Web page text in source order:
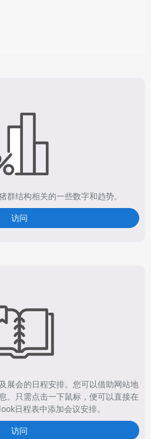
群结构相关的一些数字和趋势。
访问
展会的日程安排。您可以借助网站地
。只需点击一下鼠标，便可以直接在
日程表中添加会议安排。
访问